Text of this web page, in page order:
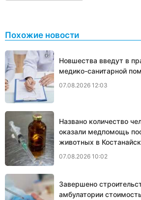
Похожие новости
Новшества введут в
медико-санитарной
07.08.2026 12:03
Названо количество
оказали медпомощь
животных в
07.08.2026 10:02
Завершено
амбулатории